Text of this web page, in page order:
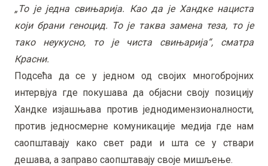
„То је једна свињарија. Као да је Хандке нациста
који брани геноцид. То је таква замена теза, то је
тако неукусно, то је чиста свињарија“, сматра
Красни.
Подсећа да се у једном од својих многобројних
интервјуа где покушава да објасни своју позицију
Хандке изјашњава против једнодимензионалности,
против једносмерне комуникације медија где нам
саопштавају како свет ради и шта се у ствари
дешава, а заправо саопштавају своје мишљење.